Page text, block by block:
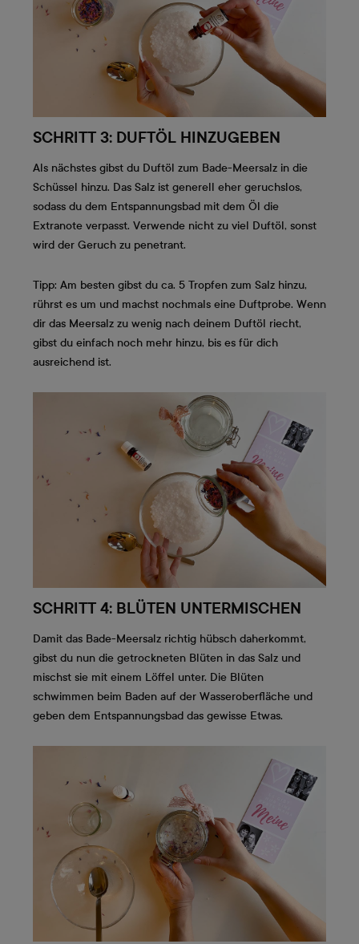
SCHRITT 3: DUFTÖL HINZUGEBEN
Als nächstes gibst du Duftöl zum Bade-Meersalz in die
Schüssel hinzu. Das Salz ist generell eher geruchslos,
sodass du dem Entspannungsbad mit dem Öl die
Extranote verpasst. Verwende nicht zu viel Duftöl, sonst
wird der Geruch zu penetrant.
Tipp: Am besten gibst du ca. 5 Tropfen zum Salz hinzu,
rührst es um und machst nochmals eine Duftprobe. Wenn
dir das Meersalz zu wenig nach deinem Duftöl riecht,
gibst du einfach noch mehr hinzu, bis es für dich
ausreichend ist.
SCHRITT 4: BLÜTEN UNTERMISCHEN
Damit das Bade-Meersalz richtig hübsch daherkommt,
gibst du nun die getrockneten Blüten in das Salz und
mischst sie mit einem Löffel unter. Die Blüten
schwimmen beim Baden auf der Wasseroberfläche und
geben dem Entspannungsbad das gewisse Etwas.